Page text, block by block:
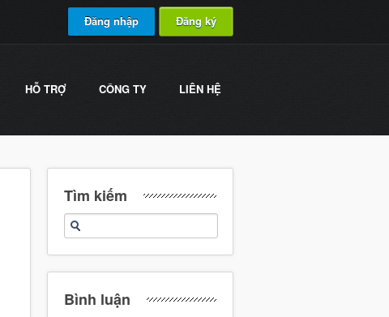
Đăng nhập Đăng ký
HỖ TRỢ CÔNG TY LIÊN HỆ
Tìm kiếm
Bình luận